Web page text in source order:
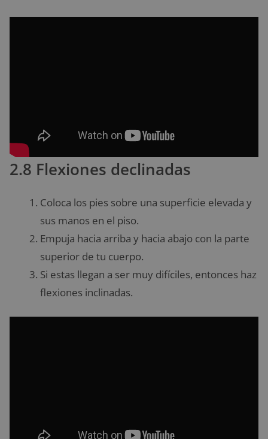
2.8 Flexiones declinadas
Coloca los pies sobre una superficie elevada y
sus manos en el piso.
Empuja hacia arriba y hacia abajo con la parte
superior de tu cuerpo.
Si estas llegan a ser muy difíciles, entonces haz
flexiones inclinadas.